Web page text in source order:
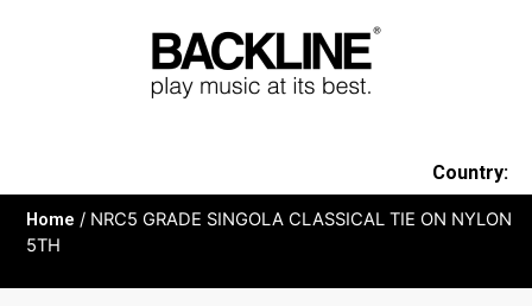
Country:
Home / NRC5 GRADE SINGOLA CLASSICAL TIE ON NYLON
5TH